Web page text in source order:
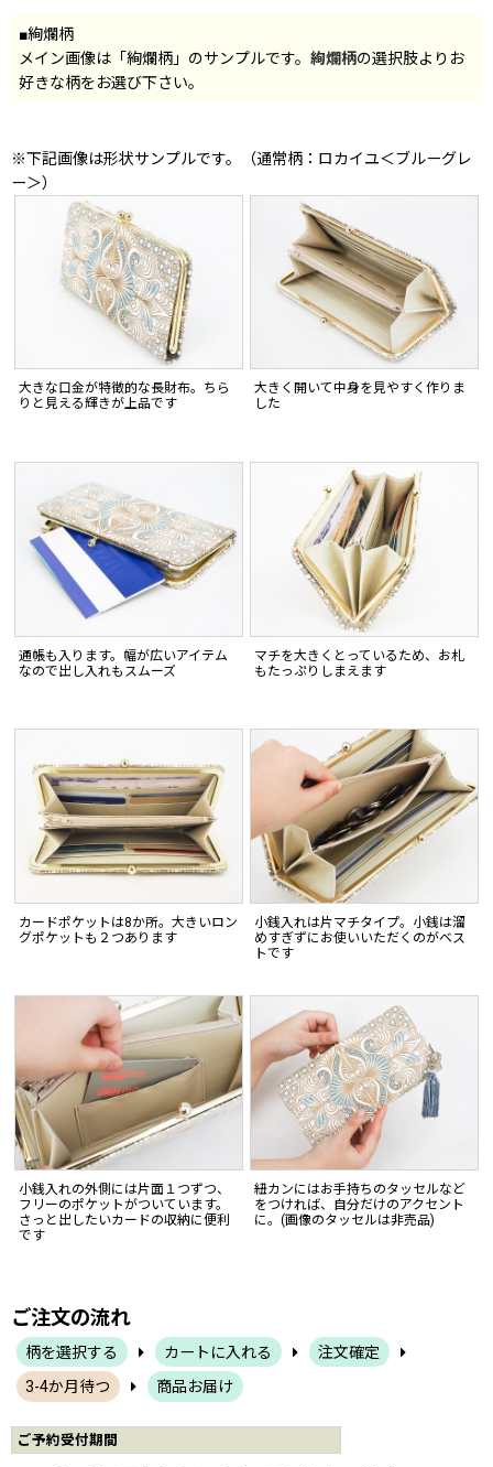
■絢爛柄
メイン画像は「絢爛柄」のサンプルです。絢爛柄の選択肢よりお
好きな柄をお選び下さい。
※下記画像は形状サンプルです。（通常柄：ロカイユ＜ブルーグレ
ー＞）
大きな口金が特徴的な長財布。ちら
りと見える輝きが上品です
大きく開いて中身を見やすく作りま
した
通帳も入ります。幅が広いアイテム
なので出し入れもスムーズ
マチを大きくとっているため、お札
もたっぷりしまえます
カードポケットは8か所。大きいロン
グポケットも２つあります
小銭入れは片マチタイプ。小銭は溜
めすぎずにお使いいただくのがベス
トです
小銭入れの外側には片面１つずつ、
フリーのポケットがついています。
さっと出したいカードの収納に便利
です
紐カンにはお手持ちのタッセルなど
をつければ、自分だけのアクセント
に。(画像のタッセルは非売品)
ご注文の流れ
柄を選択する カートに入れる
注文確定
3-4か月待つ
商品お届け
ご予約受付期間